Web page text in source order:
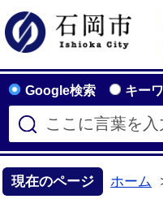
Google検索 キー
現在のページ ホーム